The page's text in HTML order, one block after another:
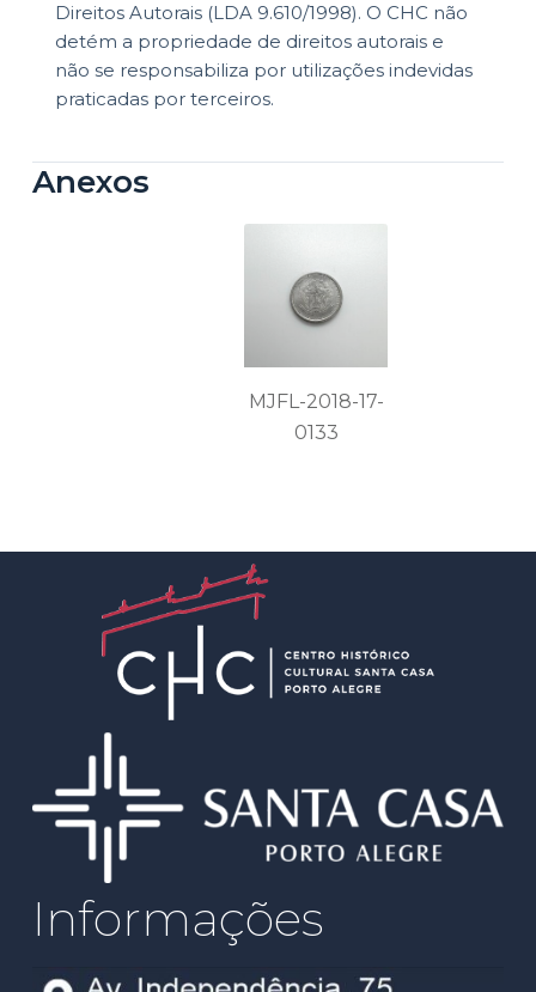
Anexos
MJFL-2018-17-
0133
Direitos Autorais (LDA 9.610/1998). O CHC não
detém a propriedade de direitos autorais e
não se responsabiliza por utilizações indevidas
praticadas por terceiros.
Informações